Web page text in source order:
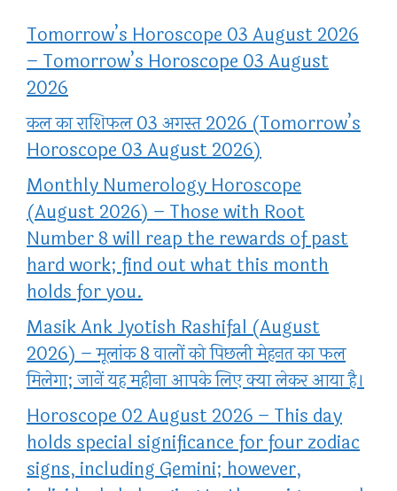
Tomorrow’s Horoscope 03 August 2026
– Tomorrow’s Horoscope 03 August
2026
कल का राशिफल 03 अगस्त 2026 (Tomorrow’s
Horoscope 03 August 2026)
Monthly Numerology Horoscope
(August 2026) – Those with Root
Number 8 will reap the rewards of past
hard work; find out what this month
holds for you.
Masik Ank Jyotish Rashifal (August
2026) – मूलांक 8 वालों को पिछली मेहनत का फल
मिलेगा; जानें यह महीना आपके लिए क्या लेकर आया है।
Horoscope 02 August 2026 – This day
holds special significance for four zodiac
signs, including Gemini; however,